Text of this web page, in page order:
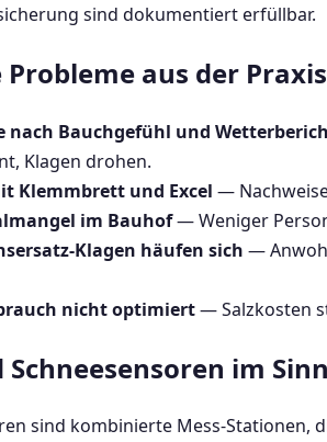
sind dokumentiert erfüllbar.
Probleme aus der Praxis
nach Bauchgefühl und
Klagen drohen.
Klemmbrett und Excel —
im Bauhof— Weniger
Klagen häufen sich —
nicht optimiert— Salzkosten
Schneesensoren im
sind kombinierte Mess-Stationen,